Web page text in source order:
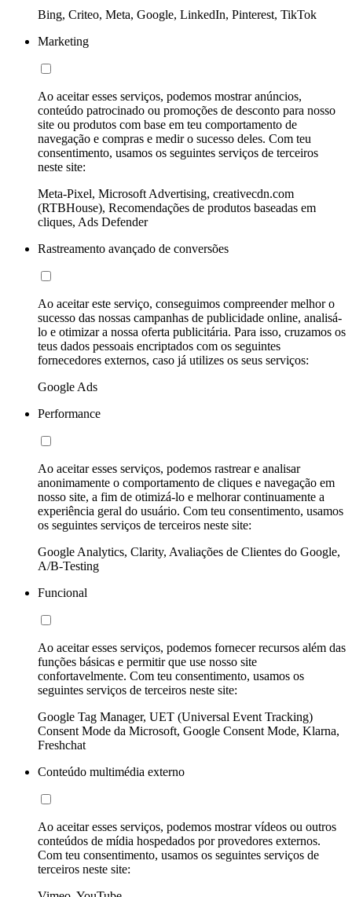
Bing, Criteo, Meta, Google, LinkedIn, Pinterest, TikTok
Marketing
Ao aceitar esses serviços, podemos mostrar anúncios,
conteúdo patrocinado ou promoções de desconto para nosso
site ou produtos com base em teu comportamento de
navegação e compras e medir o sucesso deles. Com teu
consentimento, usamos os seguintes serviços de terceiros
neste site:
Meta-Pixel, Microsoft Advertising, creativecdn.com
(RTBHouse), Recomendações de produtos baseadas em
cliques, Ads Defender
Rastreamento avançado de conversões
Ao aceitar este serviço, conseguimos compreender melhor o
sucesso das nossas campanhas de publicidade online, analisá-
lo e otimizar a nossa oferta publicitária. Para isso, cruzamos os
teus dados pessoais encriptados com os seguintes
fornecedores externos, caso já utilizes os seus serviços:
Google Ads
Performance
Ao aceitar esses serviços, podemos rastrear e analisar
anonimamente o comportamento de cliques e navegação em
nosso site, a fim de otimizá-lo e melhorar continuamente a
experiência geral do usuário. Com teu consentimento, usamos
os seguintes serviços de terceiros neste site:
Google Analytics, Clarity, Avaliações de Clientes do Google,
A/B-Testing
Funcional
Ao aceitar esses serviços, podemos fornecer recursos além das
funções básicas e permitir que use nosso site
confortavelmente. Com teu consentimento, usamos os
seguintes serviços de terceiros neste site:
Google Tag Manager, UET (Universal Event Tracking)
Consent Mode da Microsoft, Google Consent Mode, Klarna,
Freshchat
Conteúdo multimédia externo
Ao aceitar esses serviços, podemos mostrar vídeos ou outros
conteúdos de mídia hospedados por provedores externos.
Com teu consentimento, usamos os seguintes serviços de
terceiros neste site: